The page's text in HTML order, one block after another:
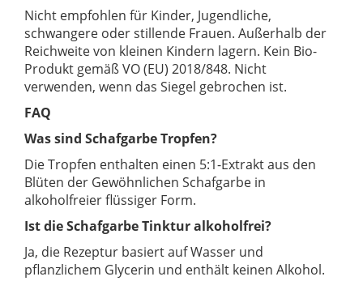
Nicht empfohlen für Kinder, Jugendliche,
schwangere oder stillende Frauen. Außerhalb der
Reichweite von kleinen Kindern lagern. Kein Bio-
Produkt gemäß VO (EU) 2018/848. Nicht
verwenden, wenn das Siegel gebrochen ist.
FAQ
Was sind Schafgarbe Tropfen?
Die Tropfen enthalten einen 5:1-Extrakt aus den
Blüten der Gewöhnlichen Schafgarbe in
alkoholfreier flüssiger Form.
Ist die Schafgarbe Tinktur alkoholfrei?
Ja, die Rezeptur basiert auf Wasser und
pflanzlichem Glycerin und enthält keinen Alkohol.